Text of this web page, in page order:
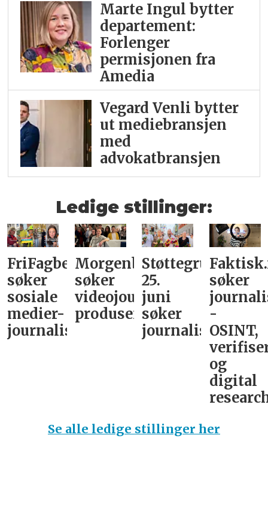
Marte Ingul bytter
departement:
Forlenger
permisjonen fra
Amedia
Vegard Venli bytter
ut mediebransjen
med
advokatbransjen
Ledige stillinger:
FriFagbevegelse
søker
sosiale
medier-
journalist
Morgenbladet
søker
videojournalist/podkast-
produsent
Støttegruppa
25.
juni
søker
journalist
søker
-
OSINT,
og
digital
Se alle ledige stillinger her